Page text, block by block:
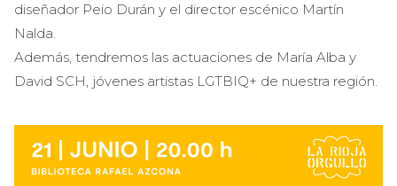
diseñador Peio Durán y el director escénico Martín
Nalda.
Además, tendremos las actuaciones de María Alba y
David SCH, jóvenes artistas LGTBIQ+ de nuestra región.